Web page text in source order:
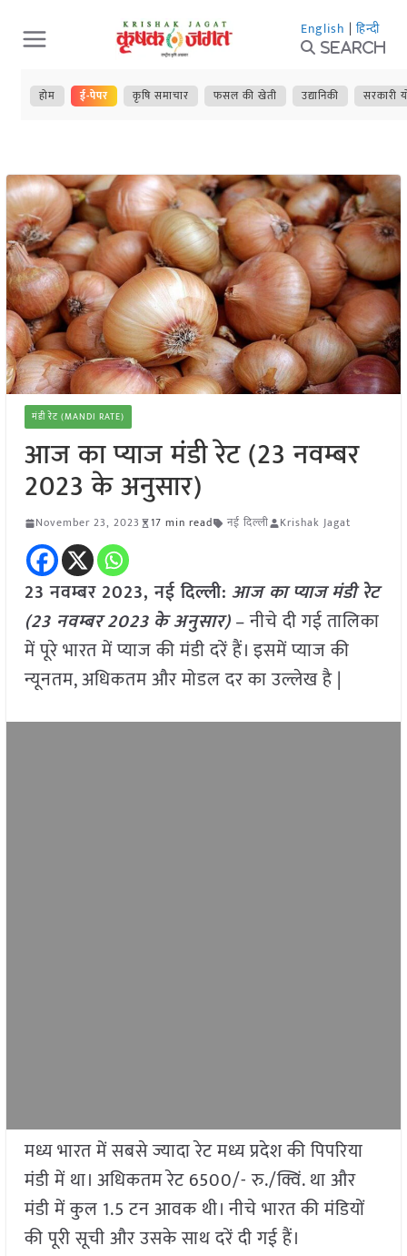
Skip
to
content
English | हिन्दी
Search
होम ई-पेपर कृषि समाचार फसल की खेती उद्यानिकी सरकारी
मंडी रेट (MANDI RATE)
आज का प्याज मंडी रेट (23 नवम्बर
2023 के अनुसार)
November 23, 2023 17 min read नई दिल्ली Krishak Jagat
23 नवम्बर 2023, नई दिल्ली: आज का प्याज मंडी रेट
(23 नवम्बर2023 के अनुसार)– नीचे दी गई तालिका
में पूरे भारत में प्याज की मंडी दरें हैं। इसमें प्याज की
न्यूनतम, अधिकतम और मोडल दर का उल्लेख है |
मध्य भारत में सबसे ज्यादा रेट मध्य प्रदेश की पिपरिया
मंडी में था। अधिकतम रेट 6500/- रु./क्विं. था और
मंडी में कुल 1.5 टन आवक थी। नीचे भारत की मंडियों
की पूरी सूची और उसके साथ दरें दी गई हैं।